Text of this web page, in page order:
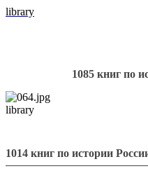
library
1085 книг по
library
1014 книг по истории